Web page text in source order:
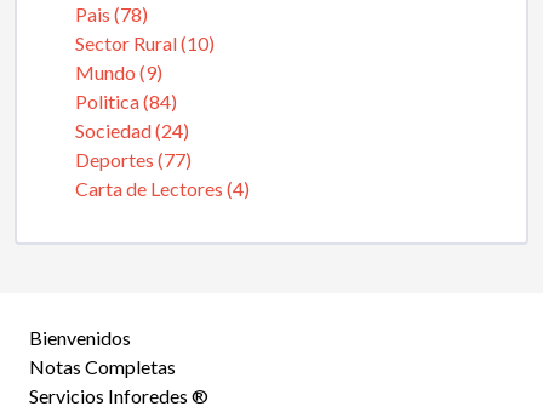
Pais (78)
Sector Rural (10)
Mundo (9)
Politica (84)
Sociedad (24)
Deportes (77)
Carta de Lectores (4)
Bienvenidos
Notas Completas
Servicios Inforedes ®